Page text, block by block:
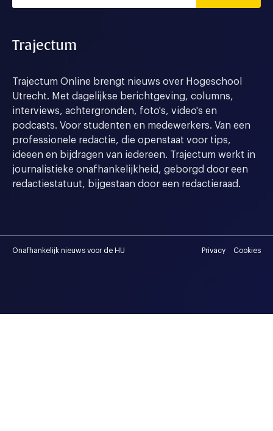
Trajectum
Trajectum Online brengt nieuws over Hogeschool
Utrecht. Met dagelijkse berichtgeving, columns,
interviews, achtergronden, foto's, video's en
podcasts. Voor studenten en medewerkers. Van een
professionele redactie, die openstaat voor tips,
ideeen en bijdragen van iedereen. Trajectum werkt in
journalistieke onafhankelijkheid, geborgd door een
redactiestatuut, bijgestaan door een redactieraad.
Onafhankelijk nieuws voor de HU Privacy Cookies